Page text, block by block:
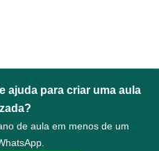
ajuda para criar uma aula
de aula em menos de um